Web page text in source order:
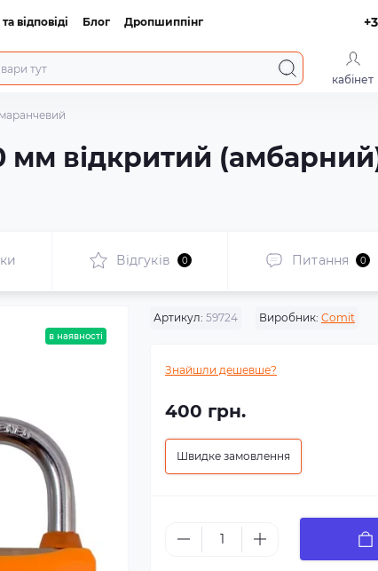
відповіді Блог Дропшиппінг
кабінет
мм відкритий
Відгуків 0 Питання 0
в наявності
Артикул: 59724 Виробник: Comit
Знайшли дешевше?
400 грн.
Швидке замовлення